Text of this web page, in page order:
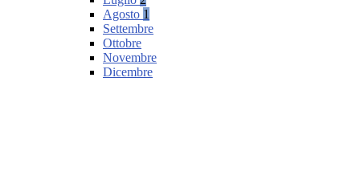
Agosto 1
Settembre
Ottobre
Novembre
Dicembre